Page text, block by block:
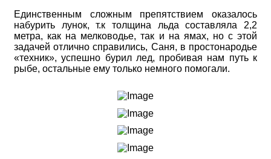
Единственным сложным препятствием оказалось
набурить лунок, т.к толщина льда составляла 2,2
метра, как на мелководье, так и на ямах, но с этой
задачей отлично справились, Саня, в простонародье
«техник», успешно бурил лед, пробивая нам путь к
рыбе, остальные ему только немного помогали.